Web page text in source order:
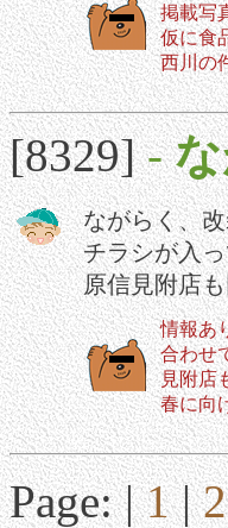
掲載写
仮に食
西川の
[8329]-
ながらく、
チラシが入
原信見附店
情報あ
合わせ
見附店
春に向
Page: |1|2